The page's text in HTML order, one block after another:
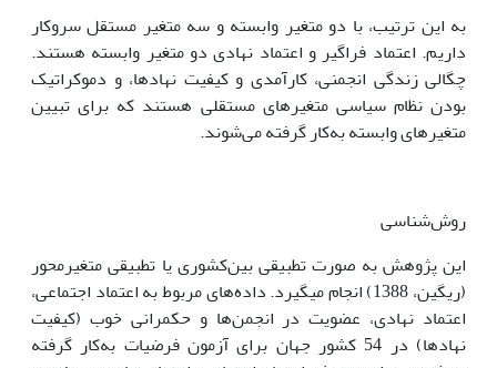
به این ترتیب، با دو متغیر وابسته و سه متغیر مستقل سروکار
داریم. اعتماد فراگیر و اعتماد نهادی دو متغیر وابسته هستند.
چگالی زندگی انجمنی، کارآمدی و کیفیت نهادها، و دموکراتیک
بودن نظام سیاسی متغیرهای مستقلی هستند که برای تبیین
متغیرهای وابسته به‌کار گرفته می‌شوند.
روش‌شناسی
این پژوهش به صورت تطبیقی بین‌کشوری یا تطبیقی متغیرمحور
(ریگین، 1388) انجام می‏گیرد. داده‌های مربوط به اعتماد اجتماعی،
اعتماد نهادی، عضویت در انجمن‌ها و حکمرانی خوب (کیفیت
نهادها) در 54 کشور جهان برای آزمون فرضیات به‌کار گرفته